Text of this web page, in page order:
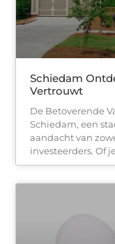
Schiedam
Vertrouwt
De Betoverende
Schiedam, een
aandacht van
investeerders. Of